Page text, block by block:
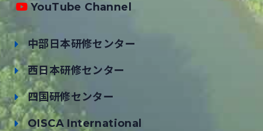
YouTube Channel
中部日本研修センター
西日本研修センター
四国研修センター
OISCA International